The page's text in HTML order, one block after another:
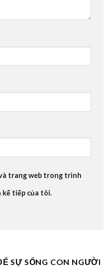
trang web trong trình
kế tiếp của tôi.
SỰ SỐNG CON NGƯỜI